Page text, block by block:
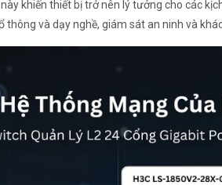
khiến thiết bị trở nên lý tưởng cho các
thông và dạy nghề, giám sát an ninh và